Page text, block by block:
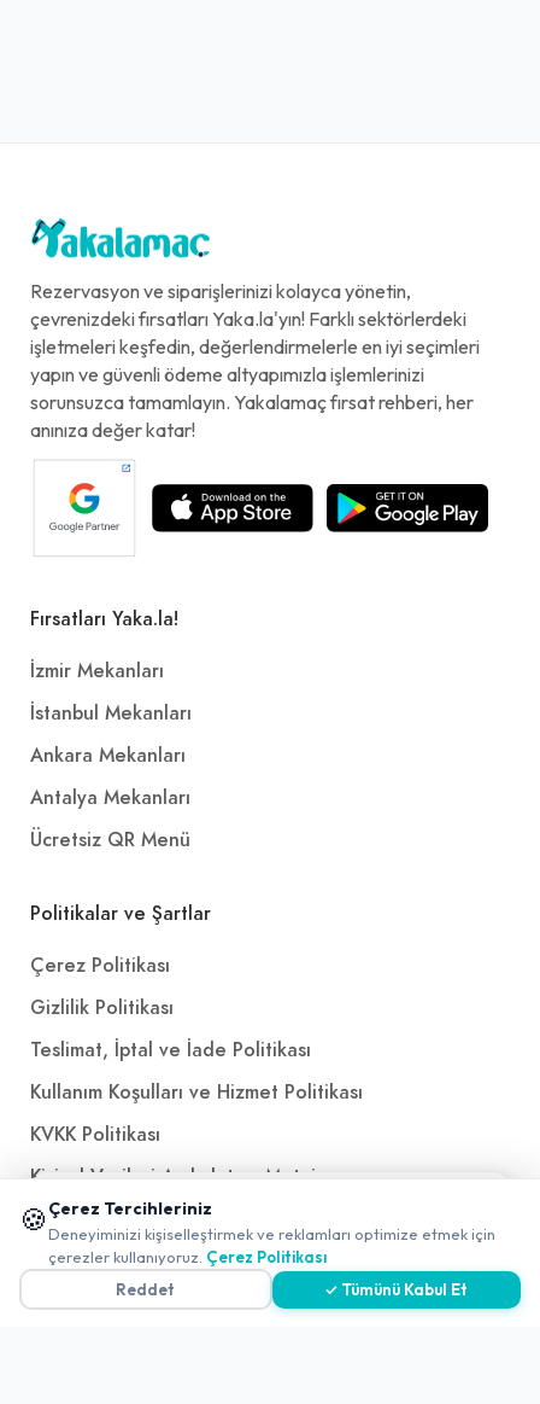
Rezervasyon ve siparişlerinizi kolayca yönetin,
çevrenizdeki fırsatları Yaka.la'yın! Farklı sektörlerdeki
işletmeleri keşfedin, değerlendirmelerle en iyi seçimleri
yapın ve güvenli ödeme altyapımızla işlemlerinizi
sorunsuzca tamamlayın. Yakalamaç fırsat rehberi, her
anınıza değer katar!
Fırsatları Yaka.la!
İzmir Mekanları
İstanbul Mekanları
Ankara Mekanları
Antalya Mekanları
Ücretsiz QR Menü
Politikalar ve Şartlar
Çerez Politikası
Gizlilik Politikası
Teslimat, İptal ve İade Politikası
Kullanım Koşulları ve Hizmet Politikası
KVKK Politikası
Kişisel Verileri Aydınlatma Metni
Referanslarımız
🍪 Çerez Tercihleriniz
Deneyiminizi kişiselleştirmek ve reklamları optimize etmek için
çerezler kullanıyoruz. Çerez Politikası
Reddet
✓ Tümünü Kabul Et
📱 Mobil uygulamamızı keşfedin!
✖